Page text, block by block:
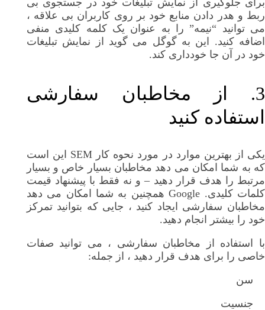
ربط و هدر دادن منابع خود بر روی کاربران بی علاقه ،
می توانید “نیمه” را به عنوان یک کلمه کلیدی منفی
اضافه کنید. این به گوگل می گوید از نمایش تبلیغات
خود در آن جا خودداری کند.
3. از مخاطبان سفارشی
استفاده کنید
یکی از بهترین موارد در مورد نحوه کار SEM این است
که به شما امکان می دهد مخاطبان بسیار خاص و بسیار
مرتبط را هدف قرار دهید – و نه فقط با پیشنهاد قیمت
کلمات کلیدی. Google همچنین به شما امکان می دهد
مخاطبان سفارشی ایجاد کنید ، جایی که بتوانید تمرکز
خود را بیشتر انجام دهید.
با استفاده از مخاطبان سفارشی ، می توانید صفات
خاصی را برای هدف قرار دهید ، از جمله:
سن
جنسیت